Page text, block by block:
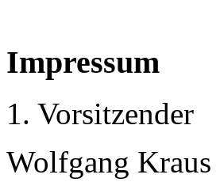
Impressum
1. Vorsitzender
Wolfgang Kraus